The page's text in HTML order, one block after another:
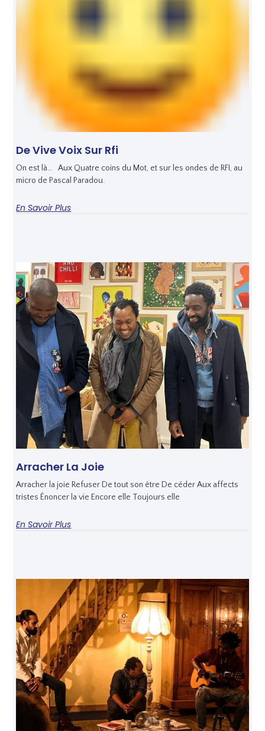
De Vive Voix Sur Rfi
On est là… Aux Quatre coins du Mot, et sur les ondes de RFI, au
micro de Pascal Paradou.
En Savoir Plus
Arracher La Joie
Arracher la joie Refuser De tout son être De céder Aux affects
tristes Énoncer la vie Encore elle Toujours elle
En Savoir Plus